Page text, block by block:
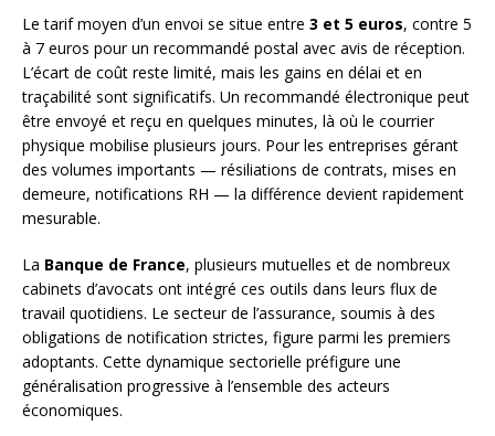
Le tarif moyen d’un envoi se situe entre 3 et 5 euros, contre 5
à 7 euros pour un recommandé postal avec avis de réception.
L’écart de coût reste limité, mais les gains en délai et en
traçabilité sont significatifs. Un recommandé électronique peut
être envoyé et reçu en quelques minutes, là où le courrier
physique mobilise plusieurs jours. Pour les entreprises gérant
des volumes importants — résiliations de contrats, mises en
demeure, notifications RH — la différence devient rapidement
mesurable.
La Banque de France, plusieurs mutuelles et de nombreux
cabinets d’avocats ont intégré ces outils dans leurs flux de
travail quotidiens. Le secteur de l’assurance, soumis à des
obligations de notification strictes, figure parmi les premiers
adoptants. Cette dynamique sectorielle préfigure une
généralisation progressive à l’ensemble des acteurs
économiques.